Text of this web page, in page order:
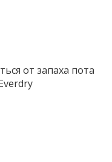
от запаха пота